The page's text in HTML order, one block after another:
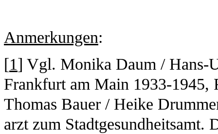
Anmerkungen:
[1] Vgl. Monika Daum / Hans-
Frankfurt am Main 1933-
Thomas Bauer / Heike
arzt zum Stadtgesundheitsamt.